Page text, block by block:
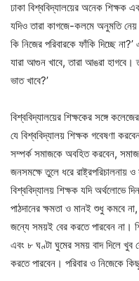
ঢাকা বিশ্ববিদ্যালয়ের অনেক শিক্ষক
যদিও তারা কাগজে-কলমে অনুমতি নেয়
কি নিজের পরিবারকে ফাঁকি দিচ্ছে
যারা আগুন খাবে, তারা আঙরা হাগবে।
ভাত খাবে?’
বিশ্ববিদ্যালয়ের শিক্ষকের সঙ্গে
যে বিশ্ববিদ্যালয় শিক্ষক গবেষণা
সম্পর্ক সমাজকে অবহিত করবেন,
জনসমক্ষে তুলে ধরে
বিশ্ববিদ্যালয় শিক্ষক যদি অর্থলোভে
পাঠদানের ক্ষমতা ও মানই শুধু কমবে
জন্যে সময়ই বের করতে পারবেন না।
এবং ৮ ঘণ্টা ঘুমের সময় বাদ দিলে খুব
করতে পারবেন। পরিবার ও নিজেকে